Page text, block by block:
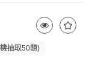
抽取50題)